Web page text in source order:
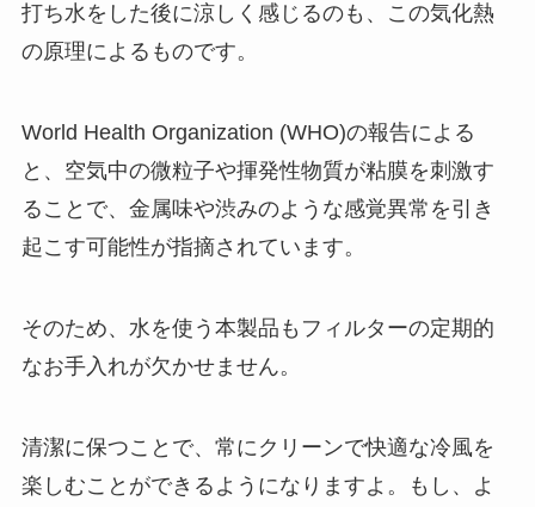
打ち水をした後に涼しく感じるのも、この気化熱
の原理によるものです。
World Health Organization (WHO)の報告による
と、空気中の微粒子や揮発性物質が粘膜を刺激す
ることで、金属味や渋みのような感覚異常を引き
起こす可能性が指摘されています。
そのため、水を使う本製品もフィルターの定期的
なお手入れが欠かせません。
清潔に保つことで、常にクリーンで快適な冷風を
楽しむことができるようになりますよ。もし、よ